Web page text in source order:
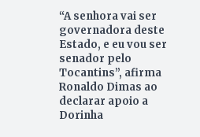
“A senhora vai ser
governadora deste
Estado, e eu vou ser
senador pelo
Tocantins”, afirma
Ronaldo Dimas ao
declarar apoio a
Dorinha